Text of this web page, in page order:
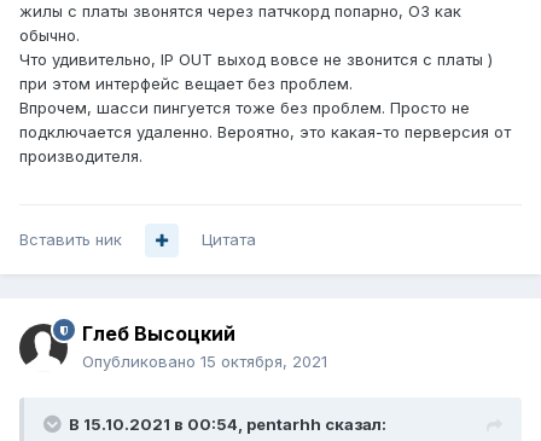
жилы с платы звонятся через патчкорд попарно, ОЗ как
обычно.
Что удивительно, IP OUT выход вовсе не звонится с платы )
при этом интерфейс вещает без проблем.
Впрочем, шасси пингуется тоже без проблем. Просто не
подключается удаленно. Вероятно, это какая-то перверсия от
производителя.
Вставить ник Цитата
Глеб Высоцкий
Опубликовано 15 октября, 2021
В 15.10.2021 в 00:54, pentarhh сказал: